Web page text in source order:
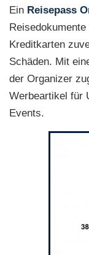
Ein Reisepass
Kreditkarten
Schäden. Mit
der Organizer
Werbeartikel für
Events.